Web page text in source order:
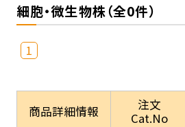
細胞・微生物株（全0件）
1
商品詳細情報
注文
Cat.No